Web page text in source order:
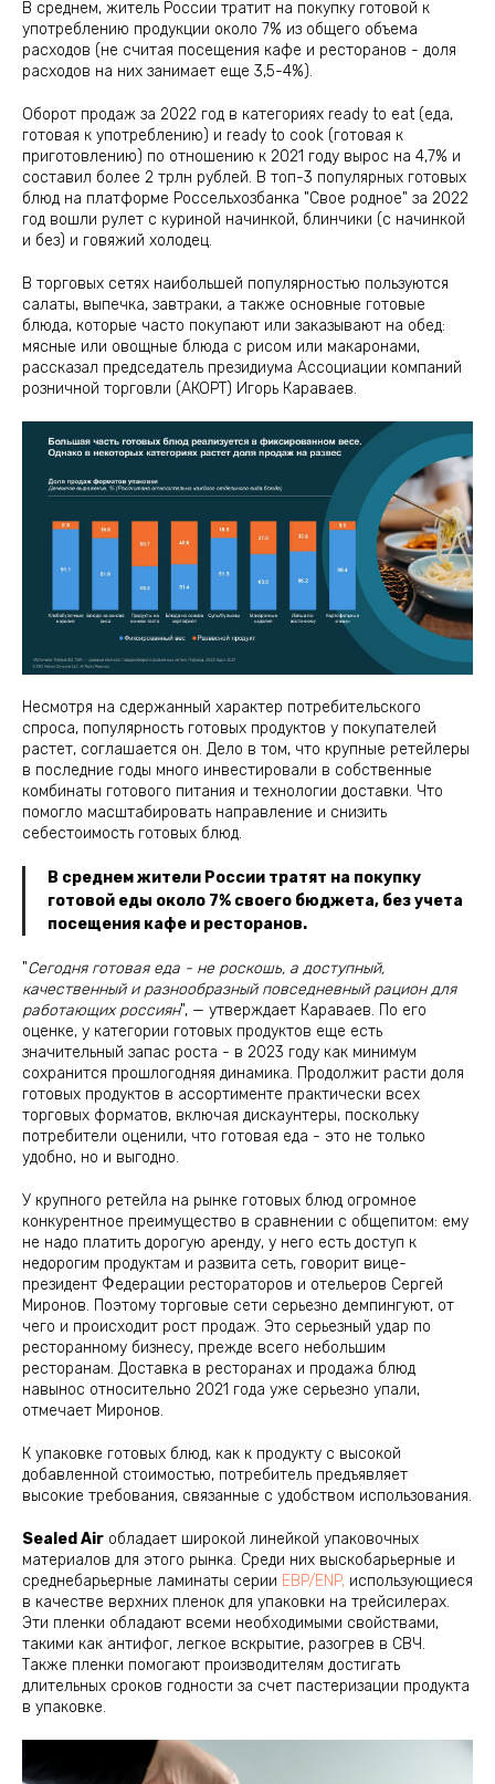
В среднем, житель России тратит на покупку готовой к
употреблению продукции около 7% из общего объема
расходов (не считая посещения кафе и ресторанов - доля
расходов на них занимает еще 3,5-4%).
Оборот продаж за 2022 год в категориях ready to eat (еда,
готовая к употреблению) и ready to cook (готовая к
приготовлению) по отношению к 2021 году вырос на 4,7% и
составил более 2 трлн рублей. В топ-3 популярных готовых
блюд на платформе Россельхозбанка "Свое родное" за 2022
год вошли рулет с куриной начинкой, блинчики (с начинкой
и без) и говяжий холодец.
В торговых сетях наибольшей популярностью пользуются
салаты, выпечка, завтраки, а также основные готовые
блюда, которые часто покупают или заказывают на обед:
мясные или овощные блюда с рисом или макаронами,
рассказал председатель президиума Ассоциации компаний
розничной торговли (АКОРТ) Игорь Караваев.
Несмотря на сдержанный характер потребительского
спроса, популярность готовых продуктов у покупателей
растет, соглашается он. Дело в том, что крупные ретейлеры
в последние годы много инвестировали в собственные
комбинаты готового питания и технологии доставки. Что
помогло масштабировать направление и снизить
себестоимость готовых блюд.
В среднем жители России тратят на покупку
готовой еды около 7% своего бюджета, без учета
посещения кафе и ресторанов.
"Сегодня готовая еда - не роскошь, а доступный,
качественный и разнообразный повседневный рацион для
работающих россиян", — утверждает Караваев. По его
оценке, у категории готовых продуктов еще есть
значительный запас роста - в 2023 году как минимум
сохранится прошлогодняя динамика. Продолжит расти доля
готовых продуктов в ассортименте практически всех
торговых форматов, включая дискаунтеры, поскольку
потребители оценили, что готовая еда - это не только
удобно, но и выгодно.
У крупного ретейла на рынке готовых блюд огромное
конкурентное преимущество в сравнении с общепитом: ему
не надо платить дорогую аренду, у него есть доступ к
недорогим продуктам и развита сеть, говорит вице-
президент Федерации рестораторов и отельеров Сергей
Миронов. Поэтому торговые сети серьезно демпингуют, от
чего и происходит рост продаж. Это серьезный удар по
ресторанному бизнесу, прежде всего небольшим
ресторанам. Доставка в ресторанах и продажа блюд
навынос относительно 2021 года уже серьезно упали,
отмечает Миронов.
К упаковке готовых блюд, как к продукту с высокой
добавленной стоимостью, потребитель предъявляет
высокие требования, связанные с удобством использования.
Sealed Air обладает широкой линейкой упаковочных
материалов для этого рынка. Среди них выскобарьерные и
среднебарьерные ламинаты серии EBP/ENP, использующиеся
в качестве верхних пленок для упаковки на трейсилерах.
Эти пленки обладают всеми необходимыми свойствами,
такими как антифог, легкое вскрытие, разогрев в СВЧ.
Также пленки помогают производителям достигать
длительных сроков годности за счет пастеризации продукта
в упаковке.